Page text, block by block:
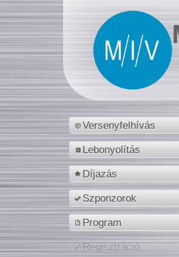
Versenyfelhívás
Lebonyolítás
Díjazás
Szponzorok
Program
Regisztráció